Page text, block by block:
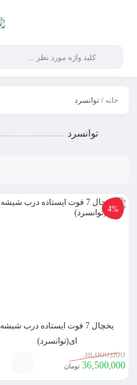
خانه / توانسرد
توانسرد
4%
یخچال 7 فوت ایستاده درب شیشه
ای(توانسرد)
38,000,000
36,500,000 تومان